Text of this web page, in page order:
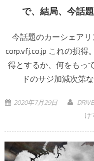
で、結局、今話
今話題のカーシェア
corp.vfj.co.jp これの損
得とするか、何をもっ
ドのサジ加減次第
2020年7月29日
け